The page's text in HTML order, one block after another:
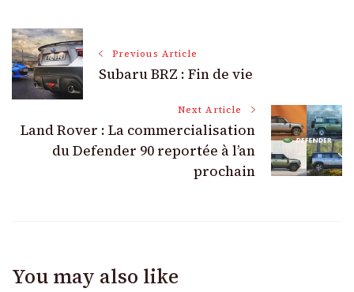
Post
Navigation
Previous Article
Subaru BRZ : Fin de vie
Next Article
Land Rover : La commercialisation
du Defender 90 reportée à l’an
prochain
You may also like